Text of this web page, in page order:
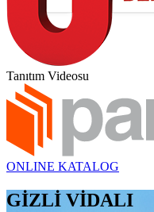
Tanıtım Videosu
ONLINE KATALOG
GİZLİ VİDALI